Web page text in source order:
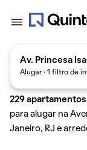
Av. Princesa
Alugar · 1 filtro de
229 apartamentos
para alugar na
Janeiro, RJ e